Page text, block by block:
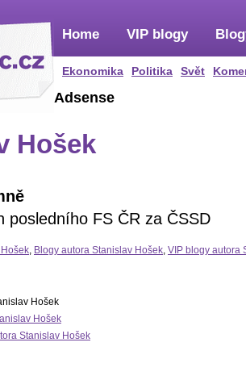
Home
Ekonomika Politika Svět
VIP blogy
Adsense
Hošek
posledního FS ČR za ČSSD
, Blogy autora Stanislav Hošek, VIP blogy autora
Hošek
Hošek
Stanislav Hošek